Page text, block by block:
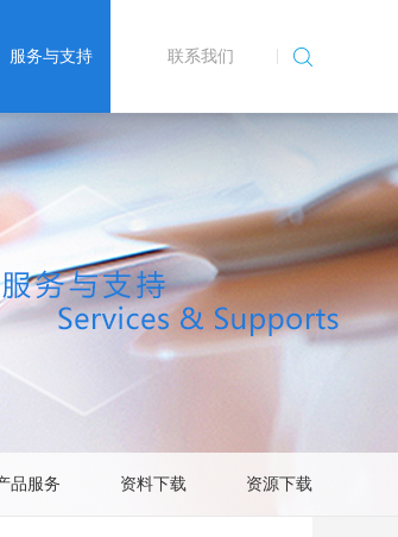
服务与支持 联系我们
品服务 资料下载 资源下载